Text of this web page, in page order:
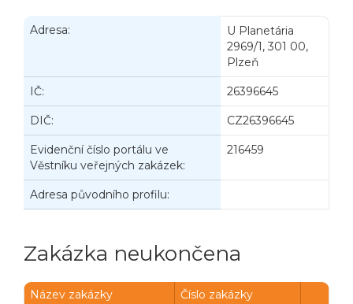
Adresa:
U Planetária
2969/1, 301 00,
Plzeň
IČ: 26396645
DIČ: CZ26396645
Evidenční číslo portálu ve
Věstníku veřejných zakázek:
216459
Adresa původního profilu:
Zakázka neukončena
Název zakázky Číslo zakázky